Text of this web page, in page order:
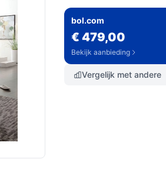
bol.com
€ 479,00
Bekijk aanbieding
Vergelijk met andere